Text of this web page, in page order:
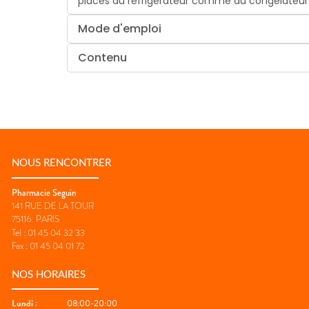
Mode d'emploi
Contenu
NOUS RENCONTRER
Pharmacie Seguin
141 RUE DE LA TOUR
75116 PARIS
Tel : 01 45 04 32 33
Fax : 01 45 04 01 72
NOS HORAIRES
Lundi : 08:00-20:00